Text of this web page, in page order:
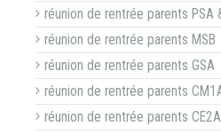
réunion de rentrée parents PSA
réunion de rentrée parents MSB
réunion de rentrée parents GSA
réunion de rentrée parents
réunion de rentrée parents